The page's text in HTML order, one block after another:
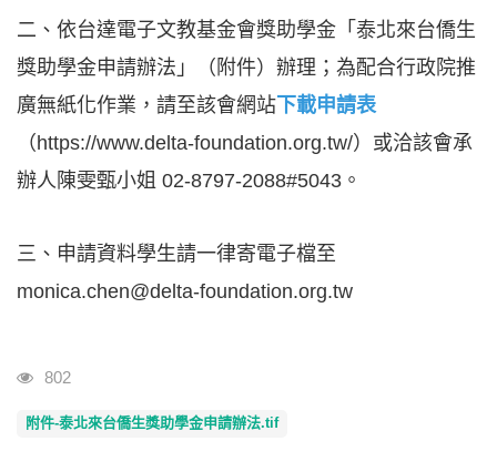
二、依台達電子文教基金會獎助學金「泰北來台僑生
獎助學金申請辦法」（附件）辦理；為配合行政院推
廣無紙化作業，請至該會網站 下載申請表
（https://www.delta-foundation.org.tw/）或洽該會承
辦人陳雯甄小姐 02-8797-2088#5043。
三、申請資料學生請一律寄電子檔至
monica.chen@delta-foundation.org.tw
瀏覽人次
802
附件-泰北來台僑生獎助學金申請辦法.tif